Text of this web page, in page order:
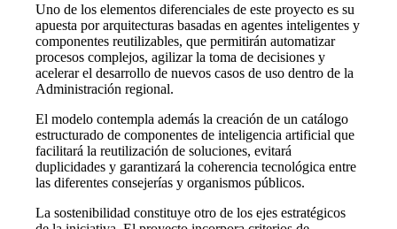
Uno de los elementos diferenciales de este proyecto es su
apuesta por arquitecturas basadas en agentes inteligentes y
componentes reutilizables, que permitirán automatizar
procesos complejos, agilizar la toma de decisiones y
acelerar el desarrollo de nuevos casos de uso dentro de la
Administración regional.
El modelo contempla además la creación de un catálogo
estructurado de componentes de inteligencia artificial que
facilitará la reutilización de soluciones, evitará
duplicidades y garantizará la coherencia tecnológica entre
las diferentes consejerías y organismos públicos.
La sostenibilidad constituye otro de los ejes estratégicos